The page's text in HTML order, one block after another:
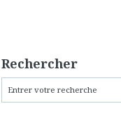
Rechercher